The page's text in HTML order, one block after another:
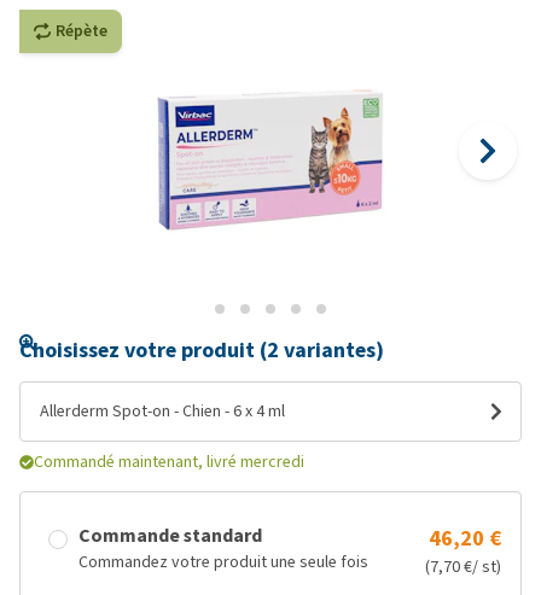
Répète
Choisissez votre produit (2 variantes)
Allerderm Spot-on - Chien - 6 x 4 ml
Commandé maintenant, livré mercredi
Commande standard
Commandez votre produit une seule fois
46,20 €
(7,70 €/ st)